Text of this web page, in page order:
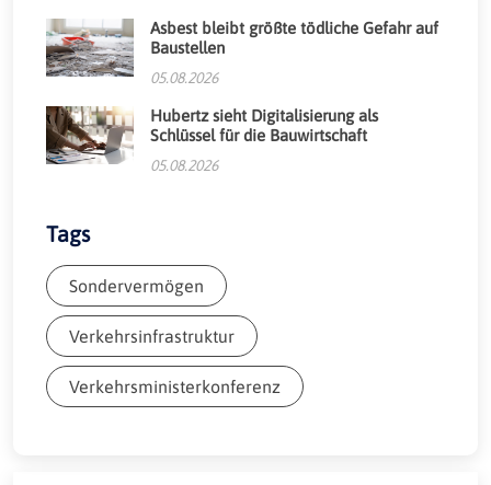
Asbest bleibt größte tödliche Gefahr auf
Baustellen
05.08.2026
Hubertz sieht Digitalisierung als
Schlüssel für die Bauwirtschaft
05.08.2026
Tags
Sondervermögen
Verkehrsinfrastruktur
Verkehrsministerkonferenz